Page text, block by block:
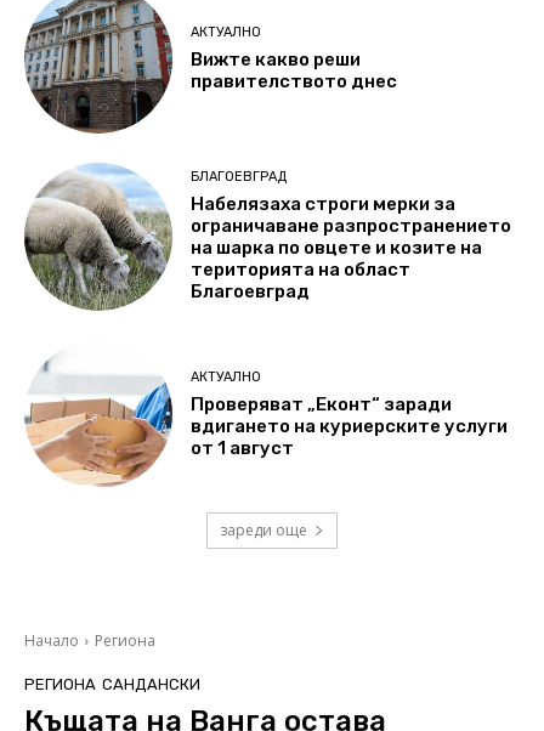
АКТУАЛНО
Вижте какво реши
правителството днес
БЛАГОЕВГРАД
Набелязаха строги мерки за
ограничаване разпространението
на шарка по овцете и козите на
територията на област
Благоевград
АКТУАЛНО
Проверяват „Еконт“ заради
вдигането на куриерските услуги
от 1 август
зареди още